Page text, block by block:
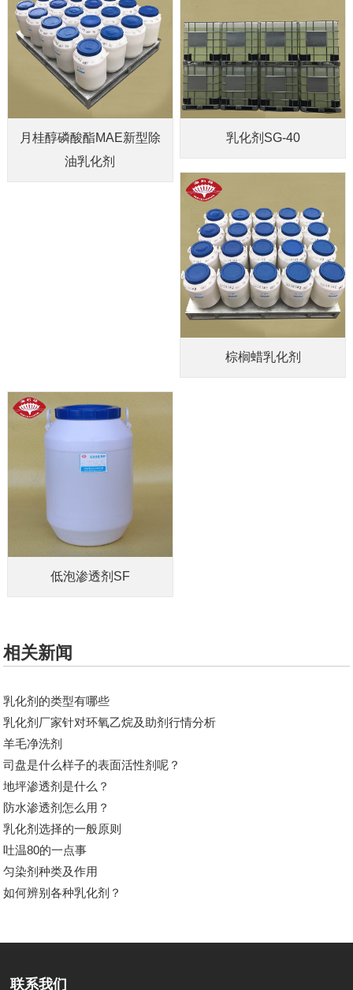
月桂醇磷酸酯MAE新型除
油乳化剂
乳化剂SG-40
棕榈蜡乳化剂
低泡渗透剂SF
相关新闻
乳化剂的类型有哪些
乳化剂厂家针对​环氧乙烷及助剂行情分析
羊毛净洗剂
司盘是什么样子的表面活性剂呢？
地坪渗透剂是什么？
防水渗透剂怎么用？
乳化剂选择的一般原则
吐温80的一点事
匀染剂种类及作用
如何辨别各种乳化剂？
联系我们